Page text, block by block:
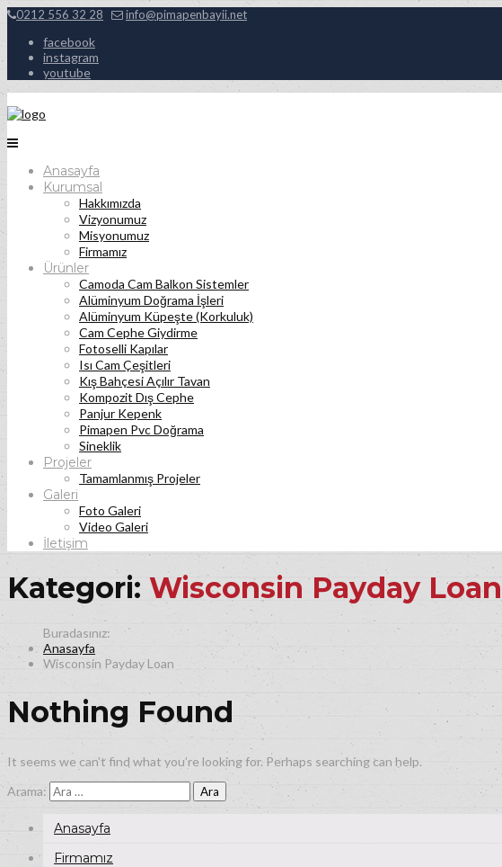
0212 556 32 28 info@pimapenbayii.net
facebook
instagram
youtube
Anasayfa
Kurumsal
Hakkımızda
Vizyonumuz
Misyonumuz
Firmamız
Ürünler
Camoda Cam Balkon Sistemler
Alüminyum Doğrama İşleri
Alüminyum Küpeşte (Korkuluk)
Cam Cephe Giydirme
Fotoselli Kapılar
Isı Cam Çeşitleri
Kış Bahçesi Açılır Tavan
Kompozit Dış Cephe
Panjur Kepenk
Pimapen Pvc Doğrama
Sineklik
Projeler
Tamamlanmış Projeler
Galeri
Foto Galeri
Video Galeri
İletişim
Kategori: Wisconsin Payday Loan
Anasayfa
Wisconsin Payday Loan
Nothing Found
It seems we can’t find what you’re looking for. Perhaps searching can help.
Arama:
Anasayfa
Firmamız